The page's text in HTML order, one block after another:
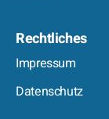
Rechtliches
Impressum
Datenschutz